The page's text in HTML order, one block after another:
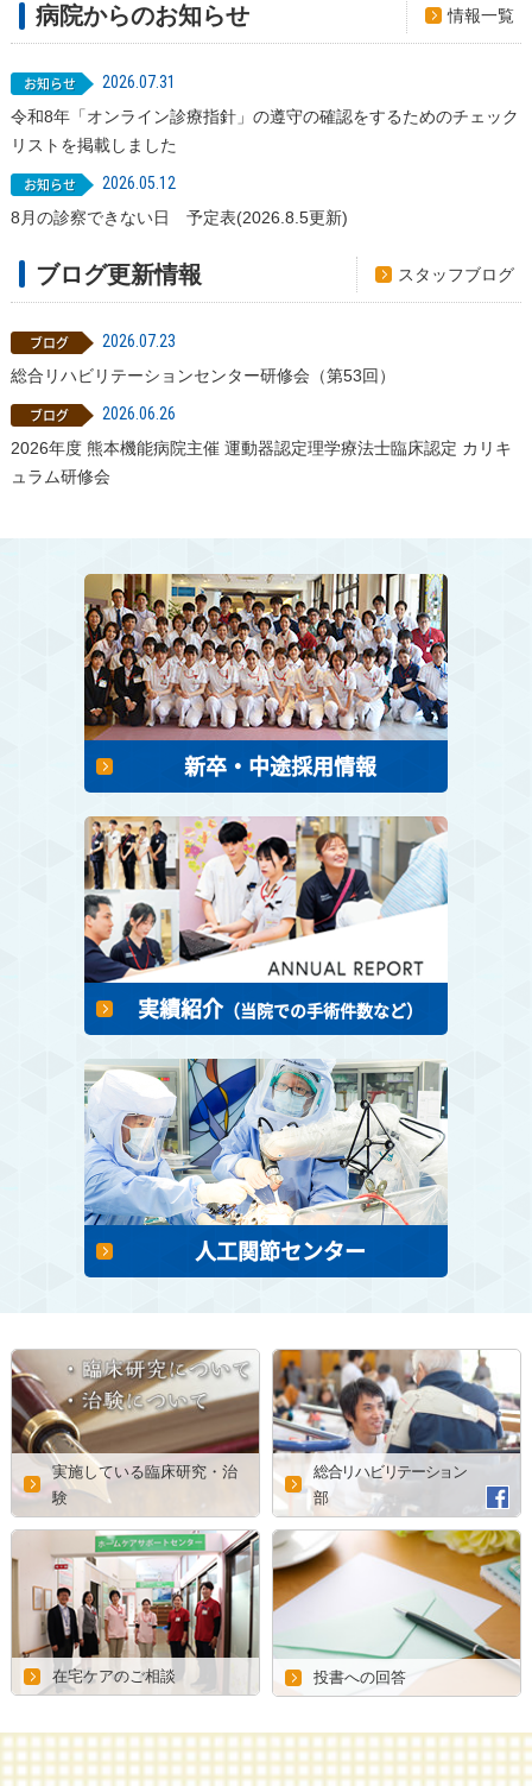
病院からのお知らせ 情報一覧
2026.07.31
令和8年「オンライン診療指針」の遵守の確認をするためのチェック
リストを掲載しました
2026.05.12
8月の診察できない日 予定表(2026.8.5更新)
ブログ更新情報 スタッフブログ
2026.07.23
総合リハビリテーションセンター研修会（第53回）
2026.06.26
2026年度 熊本機能病院主催 運動器認定理学療法士臨床認定 カリキ
ュラム研修会
新卒・中途採用情報
実績紹介（当院での手術件数など）
人工関節センター
実施している臨床研究・治
験
総合リハビリテーション
部
在宅ケアのご相談 投書への回答